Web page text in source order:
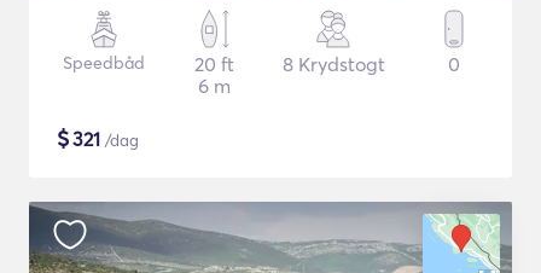
Speedbåd
20 ft
6 m
8 Krydstogt 0
$321 /dag